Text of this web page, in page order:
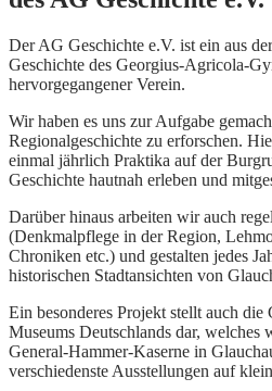
Der AG Geschichte e.V. ist ein aus
Geschichte des Georgius-Agricola-
hervorgegangener Verein.
Wir haben es uns zur Aufgabe
Regionalgeschichte zu erforschen.
einmal jährlich Praktika auf der
Geschichte hautnah erleben und
Darüber hinaus arbeiten wir auch
(Denkmalpflege in der Region,
Chroniken etc.) und gestalten jedes
historischen Stadtansichten von
Ein besonderes Projekt stellt auch die
Museums Deutschlands dar, welches
General-Hammer-Kaserne in
verschiedenste Ausstellungen auf